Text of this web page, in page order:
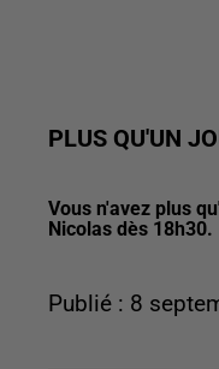
PLUS QU'UN
Vous n'avez plus
Nicolas dès 18h30.
Publié : 8